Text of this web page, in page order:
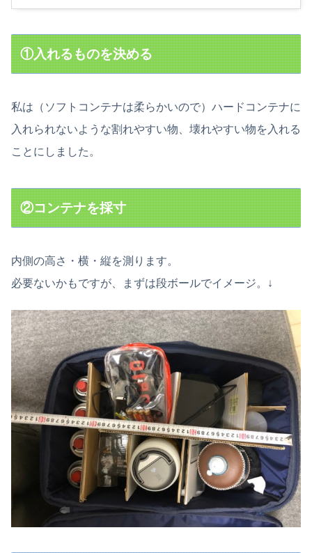
①入れるものを決める
私は（ソフトコンテナは柔らかいので）ハードコンテナに
入れられないような割れやすい物、壊れやすい物を入れる
ことにしました。
②コンテナを採寸
内側の高さ・横・縦を測ります。
必要ないかもですが、まずは段ボールでイメージ。↓